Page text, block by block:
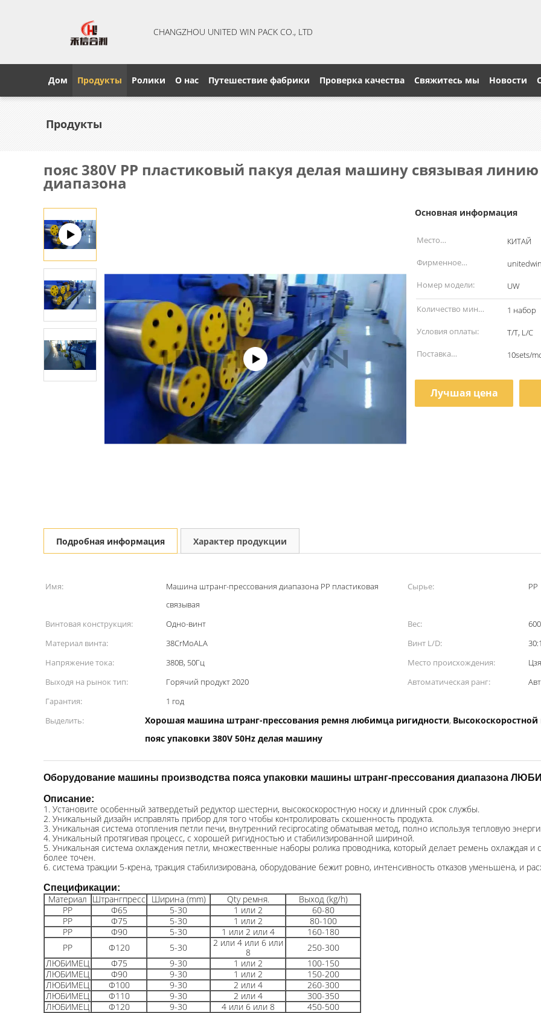
CHANGZHOU UNITED WIN PACK CO., LTD
Дом Продукты Ролики О нас Путешествие фабрики Проверка качества Свяжитесь мы Новости
Продукты
пояс 380V PP пластиковый пакуя делая машину связывая
диапазона
Основная информация
Место
происхождения:
КИТАЙ
Фирменное
наименование:
unitedwin
Номер модели:
UW
Количество мин
заказа:
1 набор
Условия оплаты:
T/T, L/C
Поставка
10sets/
Лучшая цена
Подробная информация Характер продукции
Имя:
Машина штранг-прессования диапазона PP пластиковая
связывая
Сырье: PP
Винтовая конструкция: Одно-винт Вес:
Материал винта:
38CrMoALA Винт L/D:
30:1
Напряжение тока:
380В, 50Гц Место происхождения:
Выходя на рынок тип:
Горячий продукт 2020 Автоматическая ранг:
Гарантия:
1 год
Выделить:
Хорошая машина штранг-прессования ремня любимца ригидности,
пояс упаковки 380V 50Hz делая машину
Оборудование машины производства пояса упаковки машины штранг-прессования диапазона
Описание:
1. Установите особенный затвердетый редуктор шестерни, высокоскоростную носку и длинный срок службы.
2. Уникальный дизайн исправлять прибор для того чтобы контролировать скошенность продукта.
3. Уникальная система отопления петли печи, внутренний reciprocating обматывая метод, полно используя тепловую
4. Уникальный протягивая процесс, с хорошей ригидностью и стабилизированной шириной.
5. Уникальная система охлаждения петли, множественные наборы ролика проводника, который делает ремень охлаждая и
более точен.
6. система тракции 5-крена, тракция стабилизирована, оборудование бежит ровно, интенсивность отказов уменьшена, и
Спецификации:
Материал Штрангпресс Ширина (mm) Qty ремня.
Выход (kg/h)
PP
Φ65 5-30 1 или 2
60-80
PP
Φ75 5-30 1 или 2
80-100
PP
Φ90 5-30 1 или 2 или 4
160-180
PP
Φ120 5-30
2 или 4 или 6 или
8
250-300
ЛЮБИМЕЦ
Φ75 9-30 1 или 2
100-150
ЛЮБИМЕЦ
Φ90 9-30 1 или 2
150-200
ЛЮБИМЕЦ
Φ100 9-30 2 или 4
260-300
ЛЮБИМЕЦ
Φ110 9-30 2 или 4
300-350
ЛЮБИМЕЦ
Φ120 9-30 4 или 6 или 8 450-500